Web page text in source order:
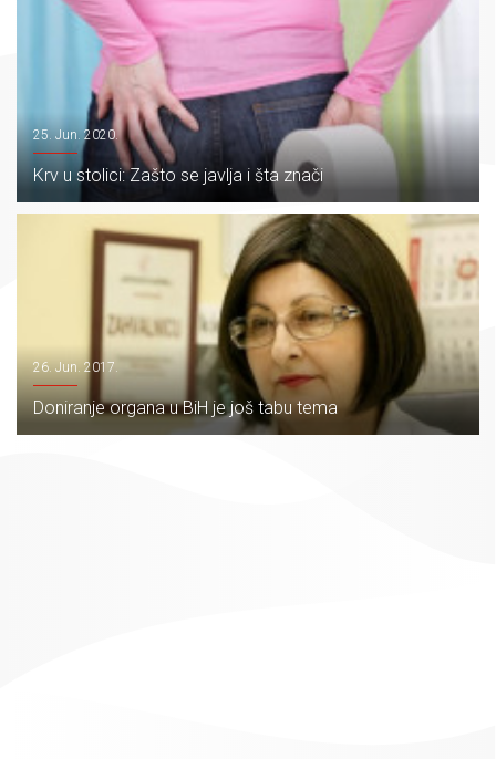
25. Jun. 2020.
Krv u stolici: Zašto se javlja i šta znači
26. Jun. 2017.
Doniranje organa u BiH je još tabu tema